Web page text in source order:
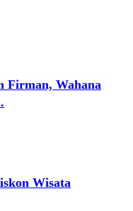
Firman, Wahana
Wisata